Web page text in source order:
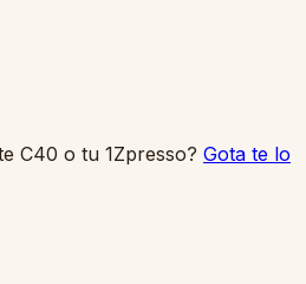
C40 o tu 1Zpresso? Gota te lo